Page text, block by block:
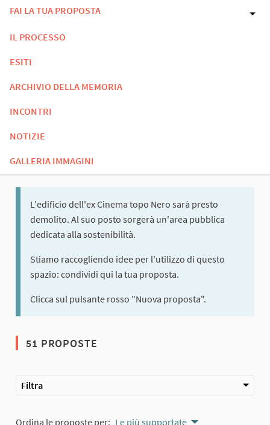
FAI LA TUA PROPOSTA
IL PROCESSO
ESITI
ARCHIVIO DELLA MEMORIA
INCONTRI
NOTIZIE
GALLERIA IMMAGINI
L'edificio dell'ex Cinema topo Nero sarà presto
demolito. Al suo posto sorgerà un'area pubblica
dedicata alla sostenibilità.
Stiamo raccogliendo idee per l'utilizzo di questo
spazio: condividi qui la tua proposta.
Clicca sul pulsante rosso "Nuova proposta".
51 PROPOSTE
Filtra
Ordina le proposte per: Le più supportate